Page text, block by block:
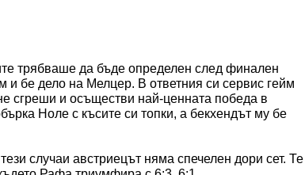
трябваше да бъде определен след финален
и бе дело на Мелцер. В ответния си сервис гейм
сгреши и осъществи най-ценната победа в
Ноле с късите си топки, а бекхендът му бе
случаи австриецът няма спечелен дори сет. Те